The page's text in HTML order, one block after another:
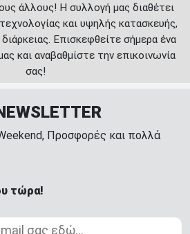
άλλους! Η συλλογή μας διαθέτει
και υψηλής κατασκευής,
Επισκεφθείτε σήμερα ένα
και αναβαθμίστε την επικοινωνία
σας!
Προσφορές και πολλά
τώρα!